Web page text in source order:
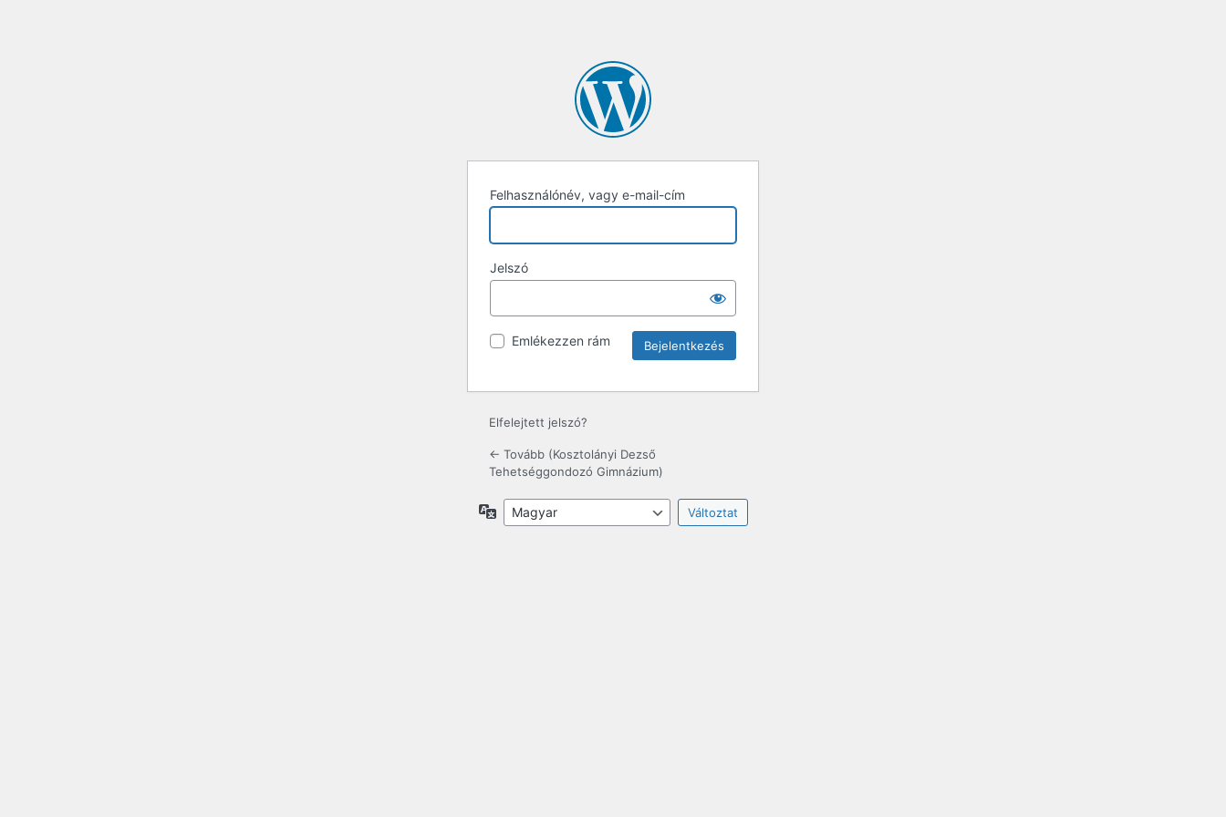
Felhasználónév, vagy e-mail-cím
Jelszó
Emlékezzen rám
Elfelejtett jelszó?
← Tovább (Kosztolányi Dezső
Tehetséggondozó Gimnázium)
Nyelv